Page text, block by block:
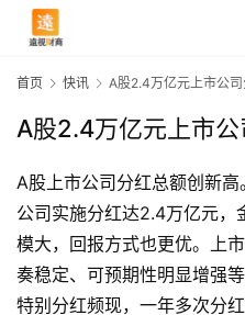
首页 快讯 A股2.4万亿元上市公
A股2.4万亿元上市
A股上市公司分红总额创新
公司实施分红达2.4万亿元，
模大，回报方式也更优。上
奏稳定、可预期性明显增强
特别分红频现，一年多次分